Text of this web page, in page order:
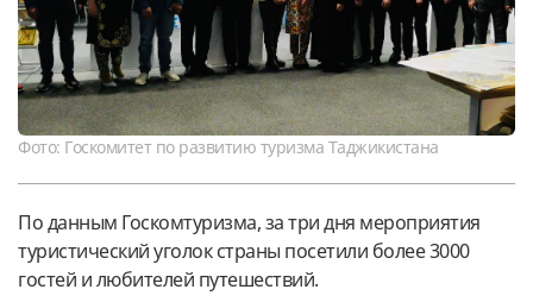
Фото: Госкомитет по развитию туризма Таджикистана
По данным Госкомтуризма, за три дня мероприятия
туристический уголок страны посетили более 3000
гостей и любителей путешествий.